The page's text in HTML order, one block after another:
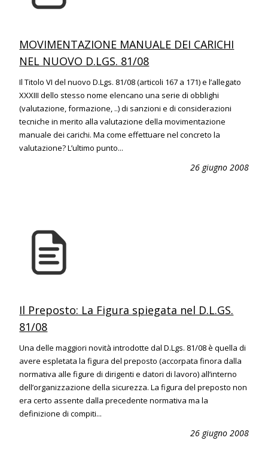
MOVIMENTAZIONE MANUALE DEI CARICHI
NEL NUOVO D.LGS. 81/08
Il Titolo VI del nuovo D.Lgs. 81/08 (articoli 167 a 171) e l’allegato
XXXIII dello stesso nome elencano una serie di obblighi
(valutazione, formazione, ..) di sanzioni e di considerazioni
tecniche in merito alla valutazione della movimentazione
manuale dei carichi. Ma come effettuare nel concreto la
valutazione? L’ultimo punto...
26 giugno 2008
Il Preposto: La Figura spiegata nel D.L.GS.
81/08
Una delle maggiori novità introdotte dal D.Lgs. 81/08 è quella di
avere espletata la figura del preposto (accorpata finora dalla
normativa alle figure di dirigenti e datori di lavoro) all’interno
dell’organizzazione della sicurezza. La figura del preposto non
era certo assente dalla precedente normativa ma la
definizione di compiti...
26 giugno 2008